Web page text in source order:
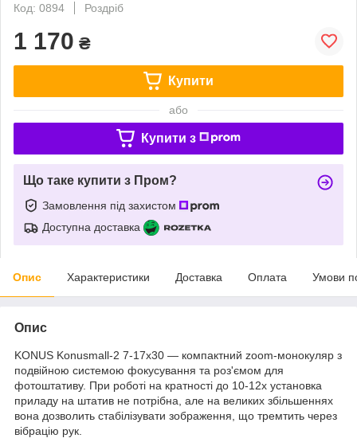
Код: 0894
Роздріб
1 170 ₴
Купити
або
Купити з
Що таке купити з Пром?
Замовлення під захистом
Доступна доставка
Опис Характеристики Доставка Оплата Умови
Опис
KONUS Konusmall-2 7-17x30 — компактний zoom-монокуляр з
подвійною системою фокусування та роз'ємом для
фотоштативу. При роботі на кратності до 10-12x установка
приладу на штатив не потрібна, але на великих збільшеннях
вона дозволить стабілізувати зображення, що тремтить через
вібрацію рук.